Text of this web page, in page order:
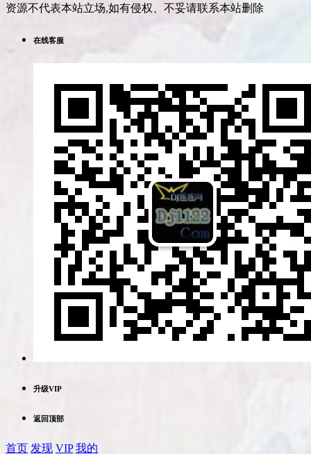
资源不代表本站立场,如有侵权、不妥请联系本站删除
在线客服
升级VIP
返回顶部
首页 发现 VIP 我的